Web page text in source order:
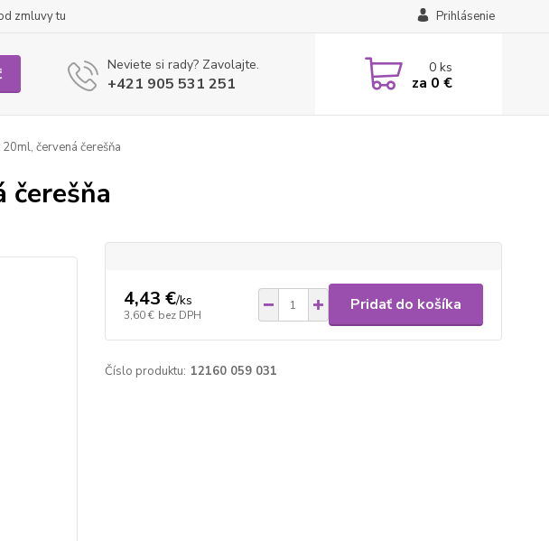
zmluvy tu Prihlásenie
Neviete si rady? Zavolajte.
+421 905 531 251
0ks
za 0 €
červená čerešňa
čerešňa
4,43 €/ks
3,60 € bez DPH
Pridať do košíka
Číslo produktu: 12160 059 031